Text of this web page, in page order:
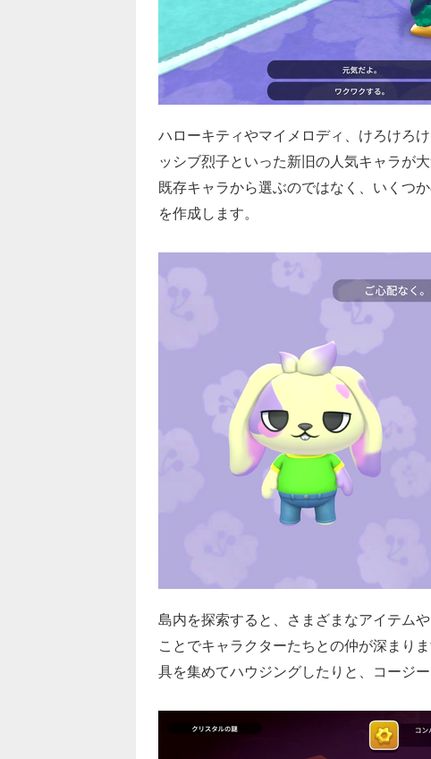
ハローキティやマイメロディ、けろけろ
ッシブ烈子といった新旧の人気キャラが
既存キャラから選ぶのではなく、いくつ
を作成します。
島内を探索すると、さまざまなアイテム
ことでキャラクターたちとの仲が深まり
具を集めてハウジングしたりと、コージ